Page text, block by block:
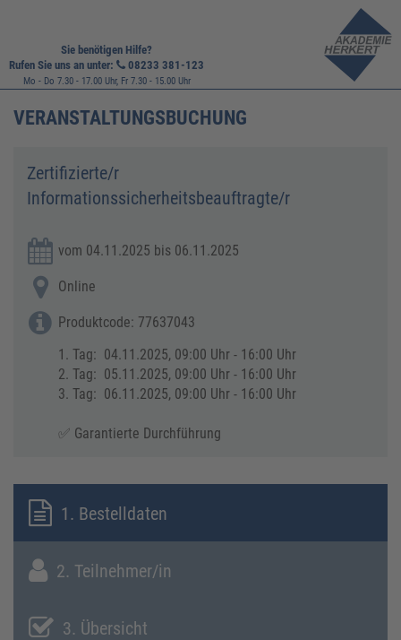
Sie benötigen Hilfe?
Rufen Sie uns an unter:
08233 381-123
Mo - Do 7.30 - 17.00 Uhr, Fr 7.30 - 15.00 Uhr
VERANSTALTUNGSBUCHUNG
Zertifizierte/r
Informationssicherheitsbeauftragte/r
vom 04.11.2025 bis 06.11.2025
Online
Produktcode: 77637043
1. Tag: 04.11.2025, 09:00 Uhr - 16:00 Uhr
2. Tag: 05.11.2025, 09:00 Uhr - 16:00 Uhr
3. Tag: 06.11.2025, 09:00 Uhr - 16:00 Uhr
✅ Garantierte Durchführung
1. Bestelldaten
2. Teilnehmer/in
3. Übersicht